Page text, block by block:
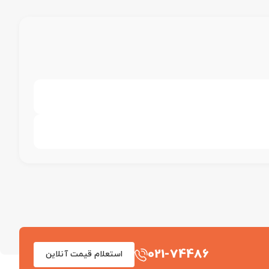
021-74486 استعلام قیمت آنلاین